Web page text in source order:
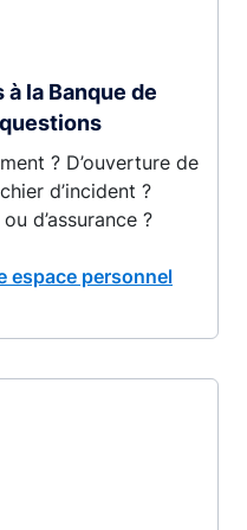
la Banque de
? D’ouverture de
d’incident ?
d’assurance ?
espace personnel